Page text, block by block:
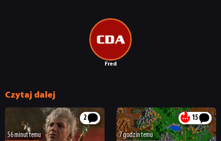
Fred
Czytaj dalej
2
56 minut temu
15
7 godzin temu